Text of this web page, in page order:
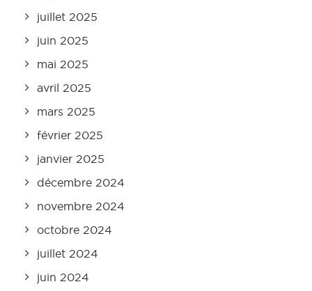
juillet 2025
juin 2025
mai 2025
avril 2025
mars 2025
février 2025
janvier 2025
décembre 2024
novembre 2024
octobre 2024
juillet 2024
juin 2024